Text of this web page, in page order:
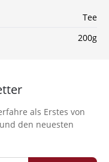
Tee
200g
brauchst!
zur
als Erstes von
den neuesten